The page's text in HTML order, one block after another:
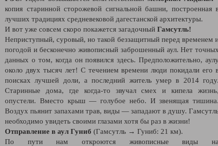
копия старинной сторожевой сигнальной башни, построенная
лучших традициях средневековой дагестанской архитектуры.
И вот уже совсем скоро покажется загадочный Гамсутль!
Неприступный, суровый, но такой беззащитный перед временем
погодой и бесконечно живописный заброшенный аул. Нет
данных о том, когда он появился здесь. Предположительно,
около двух тысяч лет! С течением времени люди покидали его
поисках лучшей доли, а последний житель умер в 2014
Старинные дома, где когда-то звучал смех и кипела
опустели. Вместо крыш — голубое небо. И звенящая
Воздух пьянит запахами трав, виды — западают в душу.
необходимо увидеть своими глазами хотя бы раз в жизни!
Отправление в аул Гуниб (Гамсутль → Гуниб: 21 км).
По пути нам откроются живописные виды